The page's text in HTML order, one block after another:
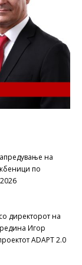
на
по
директорот на
Игор
ADAPT 2.0